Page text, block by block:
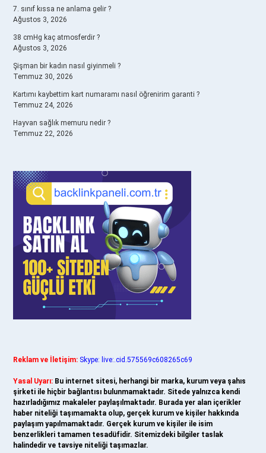
7. sınıf kıssa ne anlama gelir ?
Ağustos 3, 2026
38 cmHg kaç atmosferdir ?
Ağustos 3, 2026
Şişman bir kadın nasıl giyinmeli ?
Temmuz 30, 2026
Kartımı kaybettim kart numaramı nasıl öğrenirim garanti ?
Temmuz 24, 2026
Hayvan sağlık memuru nedir ?
Temmuz 22, 2026
Reklam ve İletişim: Skype: live:.cid.575569c608265c69
Yasal Uyarı: Bu internet sitesi, herhangi bir marka, kurum veya şahıs
şirketi ile hiçbir bağlantısı bulunmamaktadır. Sitede yalnızca kendi
hazırladığımız makaleler paylaşılmaktadır. Burada yer alan içerikler
haber niteliği taşımamakta olup, gerçek kurum ve kişiler hakkında
paylaşım yapılmamaktadır. Gerçek kurum ve kişiler ile isim
benzerlikleri tamamen tesadüfidir. Sitemizdeki bilgiler taslak
halindedir ve tavsiye niteliği taşımazlar.